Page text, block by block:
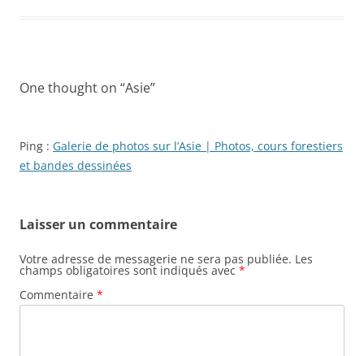
One thought on “Asie”
Ping : Galerie de photos sur l’Asie | Photos, cours forestiers
et bandes dessinées
Laisser un commentaire
Votre adresse de messagerie ne sera pas publiée. Les
champs obligatoires sont indiqués avec *
Commentaire *